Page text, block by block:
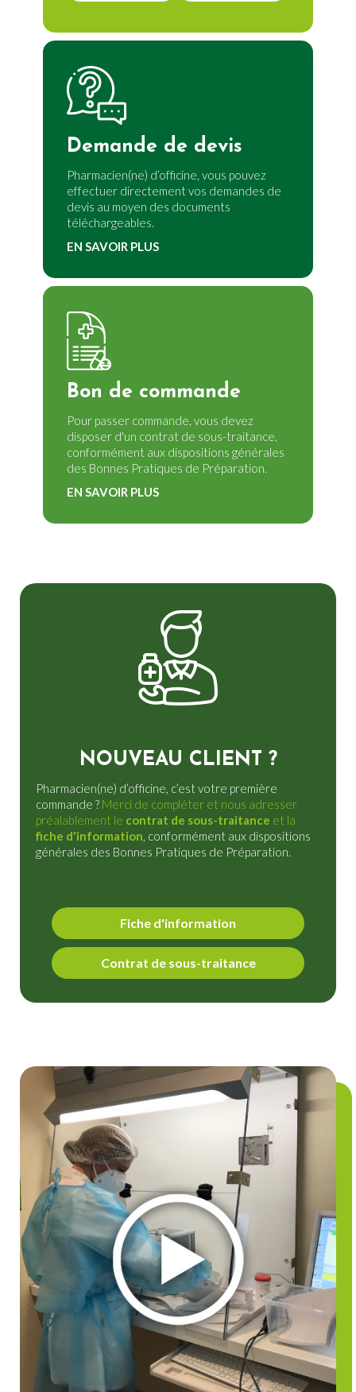
Demande de devis
Pharmacien(ne) d’officine, vous pouvez
effectuer directement vos demandes de
devis au moyen des documents
téléchargeables.
EN SAVOIR PLUS
Bon de commande
Pour passer commande, vous devez
disposer d'un contrat de sous-traitance,
conformément aux dispositions générales
des Bonnes Pratiques de Préparation.
EN SAVOIR PLUS
NOUVEAU CLIENT ?
Pharmacien(ne) d’officine, c’est votre première
commande ? Merci de compléter et nous adresser
préalablement le contrat de sous-traitance et la
fiche d'information, conformément aux dispositions
générales des Bonnes Pratiques de Préparation.
Fiche d'information
Contrat de sous-traitance